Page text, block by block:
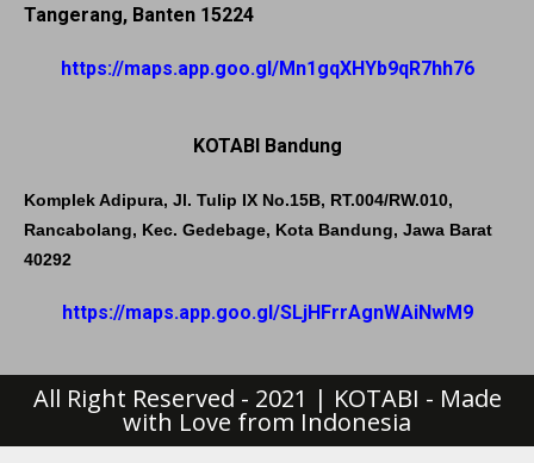
Tangerang, Banten 15224
https://maps.app.goo.gl/Mn1gqXHYb9qR7hh76
KOTABI Bandung
Komplek Adipura, Jl. Tulip IX No.15B, RT.004/RW.010,
Rancabolang, Kec. Gedebage, Kota Bandung, Jawa Barat
40292
https://maps.app.goo.gl/SLjHFrrAgnWAiNwM9
All Right Reserved - 2021 | KOTABI - Made
with Love from Indonesia